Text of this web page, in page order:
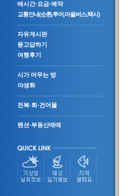
배시간·요금·예약
교통안내(순환,투어,마을버스,택시)
자유게시판
묻고답하기
여행후기
시가 머무는 방
야생화
전복·회·건어물
펜션·부동산매매